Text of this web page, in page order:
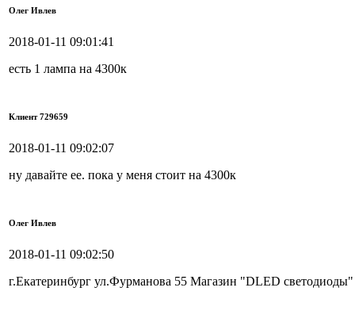
Олег Ивлев
2018-01-11 09:01:41
есть 1 лампа на 4300к
Клиент 729659
2018-01-11 09:02:07
ну давайте ее. пока у меня стоит на 4300к
Олег Ивлев
2018-01-11 09:02:50
г.Екатеринбург ул.Фурманова 55 Магазин "DLED